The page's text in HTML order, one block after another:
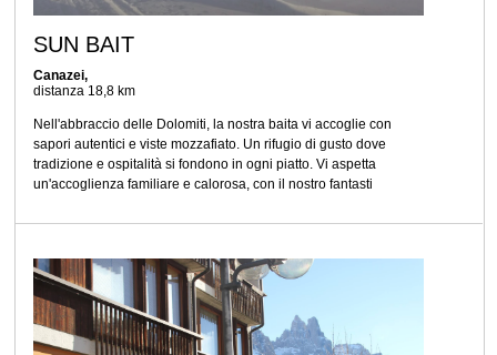
SUN BAIT
Canazei,
distanza 18,8 km
Nell'abbraccio delle Dolomiti, la nostra baita vi accoglie con
sapori autentici e viste mozzafiato. Un rifugio di gusto dove
tradizione e ospitalità si fondono in ogni piatto. Vi aspetta
un'accoglienza familiare e calorosa, con il nostro fantasti